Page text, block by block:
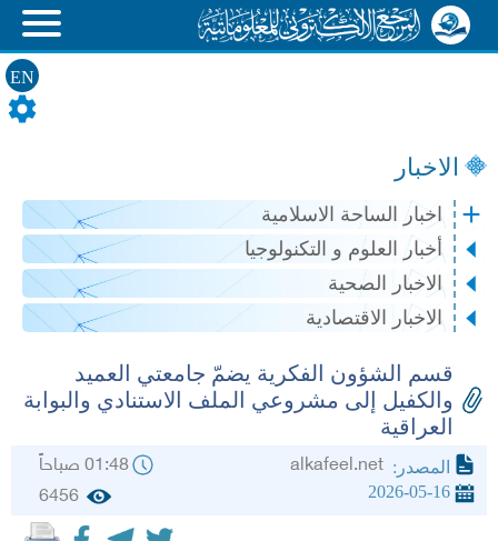
EN
الاخبار
اخبار الساحة الاسلامية
أخبار العلوم و التكنولوجيا
الاخبار الصحية
الاخبار الاقتصادية
قسم الشؤون الفكرية يضمّ جامعتي العميد
والكفيل إلى مشروعي الملف الاستنادي والبوابة
العراقية
المصدر: 01:48 صباحاً
2026-05-16
6456